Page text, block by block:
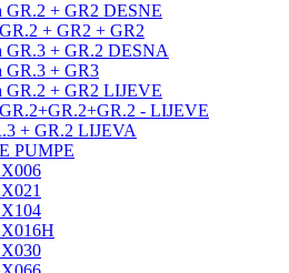
GR.2 + GR2 DESNE
+ GR2 + GR2
GR.3 + GR.2 DESNA
GR.3 + GR3
GR.2 + GR2 LIJEVE
- LIJEVE
+ GR.2 LIJEVA
PUMPE